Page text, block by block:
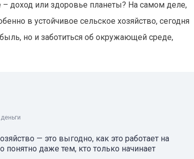
– доход или здоровье планеты? На самом деле,
в устойчивое сельское хозяйство, сегодня
но и заботиться об окружающей среде,
— это выгодно, как это работает на
понятно даже тем, кто только начинает